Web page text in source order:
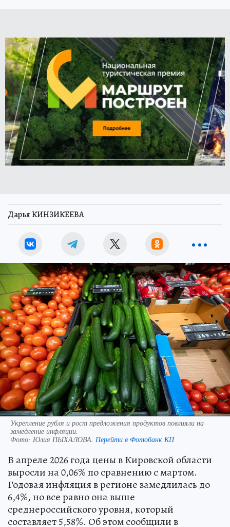
Дарья КИНЗИКЕЕВА
Укрепление рубля и рост предложения продуктов повлияли на
замедление инфляции.
Фото: Юлия ПЫХАЛОВА. Перейти в Фотобанк КП
В апреле 2026 года цены в Кировской области
выросли на 0,06% по сравнению с мартом.
Годовая инфляция в регионе замедлилась до
6,4%, но все равно она выше
среднероссийского уровня, который
составляет 5,58%. Об этом сообщили в